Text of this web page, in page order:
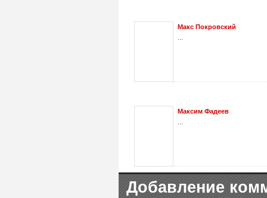
Макс Покровский
Максим Фадеев
Добавление